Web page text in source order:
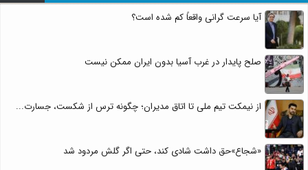
آیا سرعت گرانی واقعاً کم شده است؟
صلح پایدار در غرب آسیا بدون ایران ممکن نیست
از نیمکت تیم ملی تا اتاق مدیران؛ چگونه ترس از شکست، جسارت...
«شجاع»حق داشت شادی کند، حتی اگر گلش مردود شد